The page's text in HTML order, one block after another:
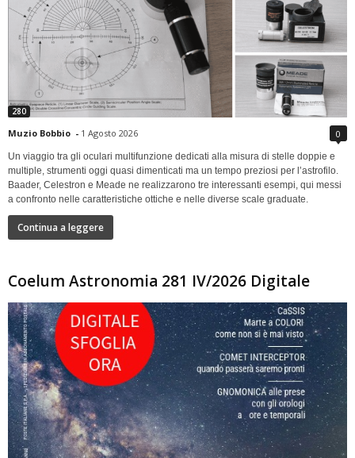
280
Muzio Bobbio - 1 Agosto 2026 0
Un viaggio tra gli oculari multifunzione dedicati alla misura di stelle doppie e
multiple, strumenti oggi quasi dimenticati ma un tempo preziosi per l’astrofilo.
Baader, Celestron e Meade ne realizzarono tre interessanti esempi, qui messi
a confronto nelle caratteristiche ottiche e nelle diverse scale graduate.
Continua a leggere
Coelum Astronomia 281 IV/2026 Digitale